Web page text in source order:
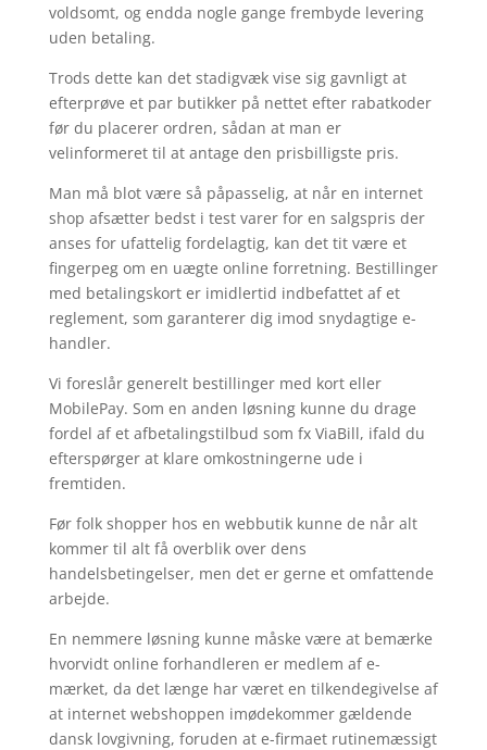
voldsomt, og endda nogle gange frembyde levering
uden betaling.
Trods dette kan det stadigvæk vise sig gavnligt at
efterprøve et par butikker på nettet efter rabatkoder
før du placerer ordren, sådan at man er
velinformeret til at antage den prisbilligste pris.
Man må blot være så påpasselig, at når en internet
shop afsætter bedst i test varer for en salgspris der
anses for ufattelig fordelagtig, kan det tit være et
fingerpeg om en uægte online forretning. Bestillinger
med betalingskort er imidlertid indbefattet af et
reglement, som garanterer dig imod snydagtige e-
handler.
Vi foreslår generelt bestillinger med kort eller
MobilePay. Som en anden løsning kunne du drage
fordel af et afbetalingstilbud som fx ViaBill, ifald du
efterspørger at klare omkostningerne ude i
fremtiden.
Før folk shopper hos en webbutik kunne de når alt
kommer til alt få overblik over dens
handelsbetingelser, men det er gerne et omfattende
arbejde.
En nemmere løsning kunne måske være at bemærke
hvorvidt online forhandleren er medlem af e-
mærket, da det længe har været en tilkendegivelse af
at internet webshoppen imødekommer gældende
dansk lovgivning, foruden at e-firmaet rutinemæssigt